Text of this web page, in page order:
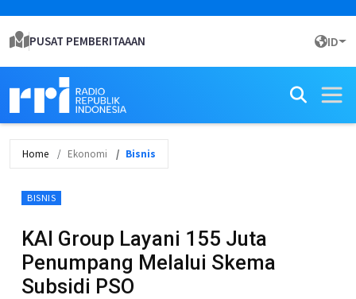
PUSAT PEMBERITAAAN ID
Home Ekonomi Bisnis
BISNIS
KAI Group Layani 155 Juta
Penumpang Melalui Skema
Subsidi PSO